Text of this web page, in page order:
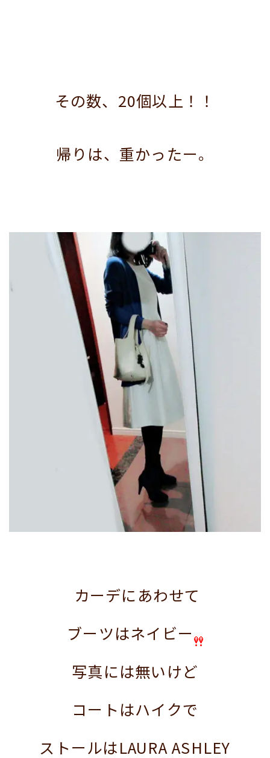
その数、20個以上！！
帰りは、重かったー。
カーデにあわせて
ブーツはネイビー
写真には無いけど
コートはハイクで
ストールはLAURA ASHLEY